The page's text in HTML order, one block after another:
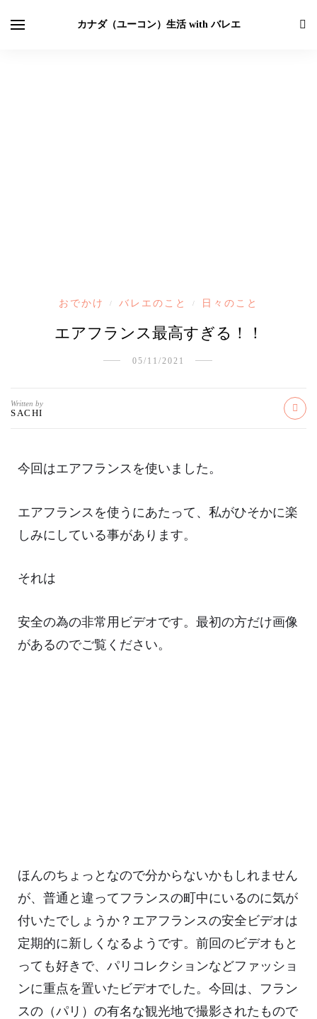
カナダ（ユーコン）生活 with バレエ
おでかけ / バレエのこと / 日々のこと
エアフランス最高すぎる！！
05/11/2021
Written by
SACHI
今回はエアフランスを使いました。
エアフランスを使うにあたって、私がひそかに楽
しみにしている事があります。
それは
安全の為の非常用ビデオです。最初の方だけ画像
があるのでご覧ください。
ほんのちょっとなので分からないかもしれません
が、普通と違ってフランスの町中にいるのに気が
付いたでしょうか？エアフランスの安全ビデオは
定期的に新しくなるようです。前回のビデオもと
っても好きで、パリコレクションなどファッショ
ンに重点を置いたビデオでした。今回は、フラン
スの（パリ）の有名な観光地で撮影されたもので